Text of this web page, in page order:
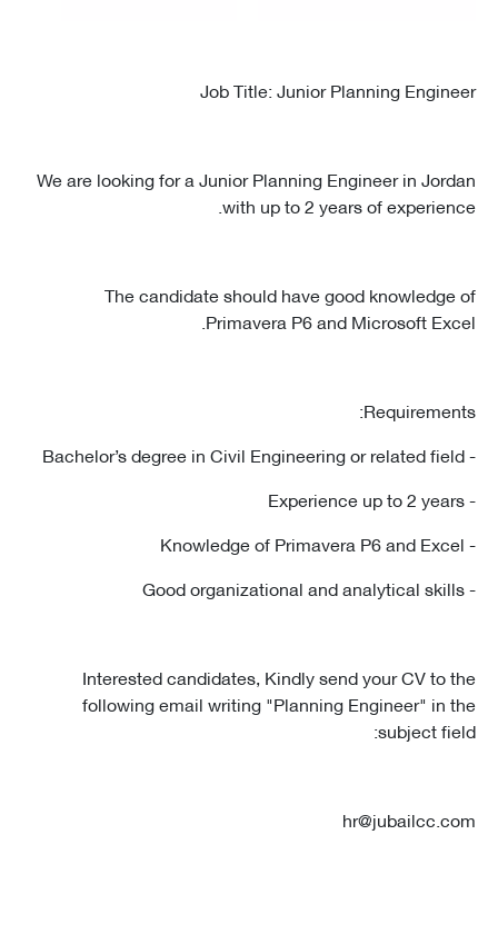
Job Title: Junior Planning
We are looking for a Junior Planning Engineer in
with up to 2 years of
The candidate should have good
Primavera P6 and Microsoft
Interested candidates, Kindly send your CV to
following email writing "Planning Engineer" in
subject